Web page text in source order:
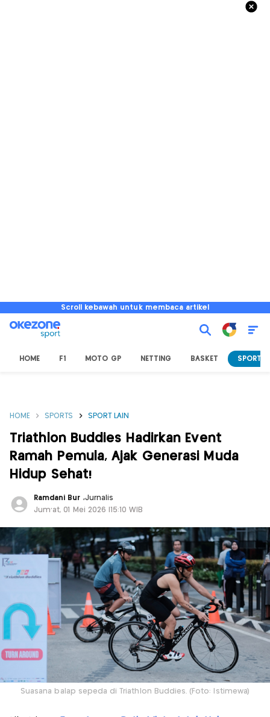
Scroll kebawah untuk membaca artikel
HOME F1 MOTO GP NETTING BASKET SPORT
HOME SPORTS SPORT LAIN
Triathlon Buddies Hadirkan Event
Ramah Pemula, Ajak Generasi Muda
Hidup Sehat!
Ramdani Bur ,Jurnalis
Jum'at, 01 Mei 2026 |15:10 WIB
Suasana balap sepeda di Triathlon Buddies. (Foto: Istimewa)